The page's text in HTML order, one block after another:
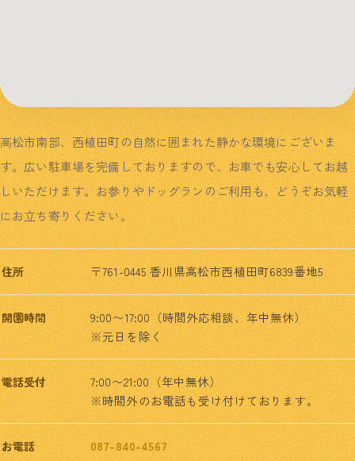
高松市南部、西植田町の自然に囲まれた静かな環境にございま
す。広い駐車場を完備しておりますので、お車でも安心してお越
しいただけます。お参りやドッグランのご利用も、どうぞお気軽
にお立ち寄りください。
住所 〒761-0445 香川県高松市西植田町6839番地5
開園時間
9:00〜17:00（時間外応相談、年中無休）
※元日を除く
電話受付
7:00〜21:00（年中無休）
※時間外のお電話も受け付けております。
お電話 087-840-4567